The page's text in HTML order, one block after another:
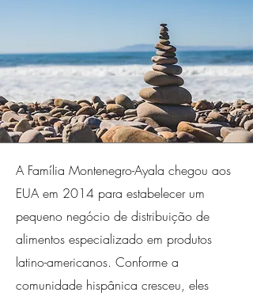
A Família Montenegro-Ayala chegou aos
EUA em 2014 para estabelecer um
pequeno negócio de distribuição de
alimentos especializado em produtos
latino-americanos. Conforme a
comunidade hispânica cresceu, eles